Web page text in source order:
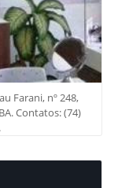
Farani, nº 248,
Contatos: (74)